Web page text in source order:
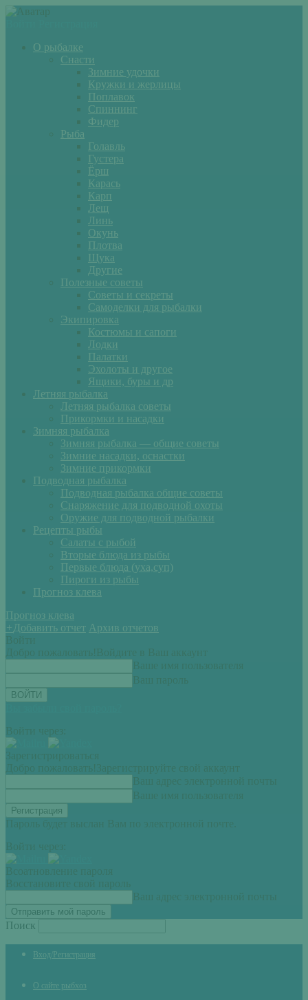
О рыбалке
Снасти
Зимние удочки
Кружки и жерлицы
Поплавок
Спиннинг
Фидер
Рыба
Голавль
Густера
Ёрш
Карась
Карп
Лещ
Линь
Окунь
Плотва
Щука
Другие
Полезные советы
Советы и секреты
Самоделки для рыбалки
Экипировка
Костюмы и сапоги
Лодки
Палатки
Эхолоты и другое
Ящики, буры и др
Летняя рыбалка
Летняя рыбалка советы
Прикормки и насадки
Зимняя рыбалка
Зимняя рыбалка — общие советы
Зимние насадки, оснастки
Зимние прикормки
Подводная рыбалка
Подводная рыбалка общие советы
Снаряжение для подводной охоты
Оружие для подводной рыбалки
Рецепты рыбы
Салаты с рыбой
Вторые блюда из рыбы
Первые блюда (уха,суп)
Пироги из рыбы
Прогноз клева
Прогноз клева
+ Добавить отчет Архив отчетов
Войти
Добро пожаловать! Войдите в Ваш аккаунт
Ваше имя пользователя
Ваш пароль
Войти через:
Зарегистрироваться
Добро пожаловать! Зарегистрируйте свой аккаунт
Ваш адрес электронной почты
Ваше имя пользователя
Пароль будет выслан Вам по электронной почте.
Войти через:
Всоатновление пароля
Восстановите свой пароль
Ваш адрес электронной почты
Поиск
Вход/Регистрация
О сайте рыбхоз